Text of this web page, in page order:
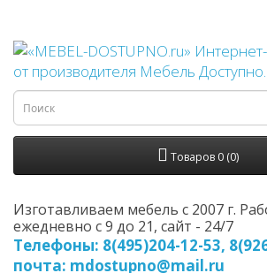
Товаров 0 (0)
Изготавливаем мебель с 2007 г.
ежедневно с 9 до 21, cайт - 24/7
Телефоны: 8(495)204-12-53,
почта: mdostupno@mail.ru